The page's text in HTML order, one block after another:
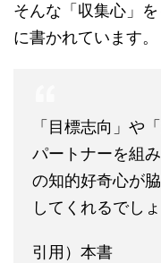
そんな「収集心」
に書かれています。
「目標志向」や
パートナーを組
の知的好奇心が
してくれるでしょ
引用）本書